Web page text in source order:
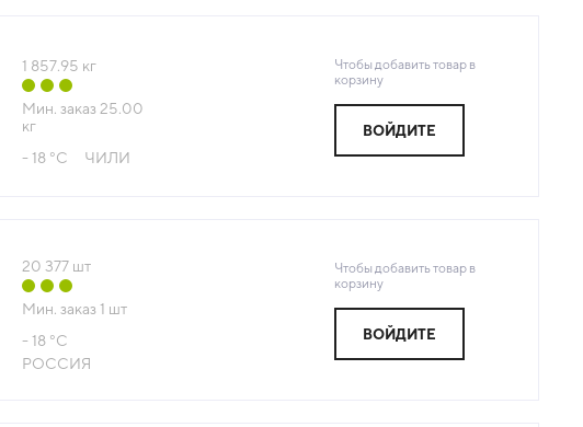
1 857.95 кг
Мин. заказ 25.00
кг
- 18 °С
ЧИЛИ
Чтобы добавить товар в
корзину
ВОЙДИТЕ
20 377шт
Мин. заказ 1 шт
- 18 °С
РОССИЯ
Чтобы добавить товар в
корзину
ВОЙДИТЕ